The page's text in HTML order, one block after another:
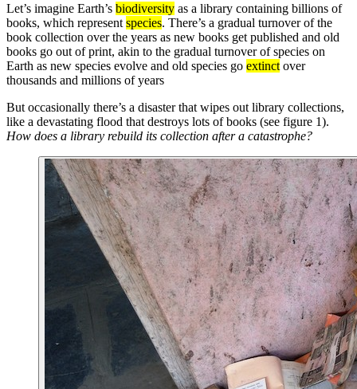
Let’s imagine Earth’s biodiversity as a library containing billions of
books, which represent species. There’s a gradual turnover of the
book collection over the years as new books get published and old
books go out of print, akin to the gradual turnover of species on
Earth as new species evolve and old species go extinct over
thousands and millions of years
But occasionally there’s a disaster that wipes out library collections,
like a devastating flood that destroys lots of books (see figure 1).
How does a library rebuild its collection after a catastrophe?